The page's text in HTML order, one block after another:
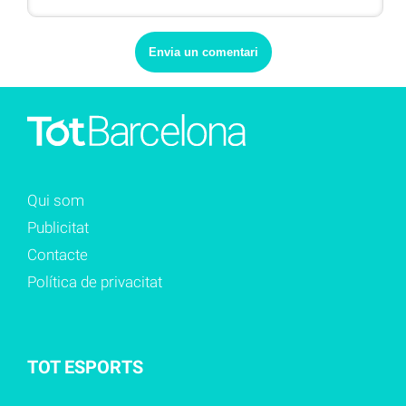
Qui som
Publicitat
Contacte
Política de privacitat
TOT ESPORTS